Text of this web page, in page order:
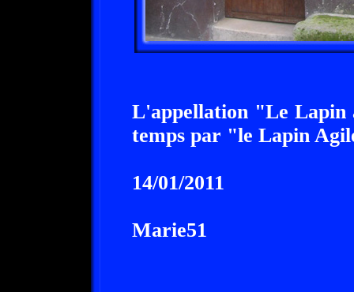
L'appellation "Le
temps par "le Lapin
14/01/2011
Marie51